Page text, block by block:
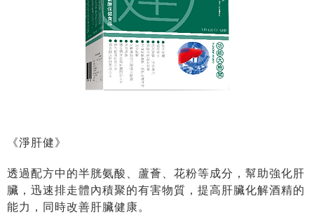
《淨肝健》
透過配方中的半胱氨酸、蘆薈、花粉等成分，幫助強化肝
臟，迅速排走體內積聚的有害物質，提高肝臟化解酒精的
能力，同時改善肝臟健康。